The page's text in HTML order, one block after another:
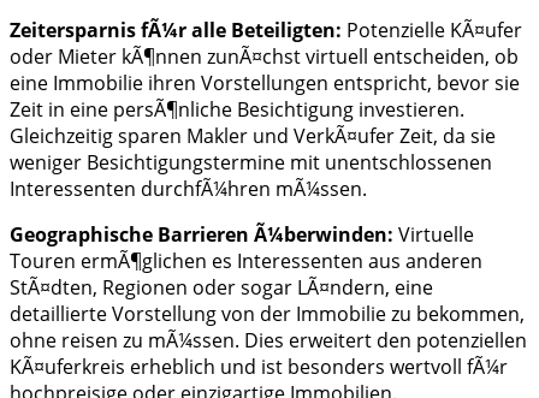
Zeitersparnis fÃ¼r alle Beteiligten: Potenzielle KÃ¤ufer
oder Mieter kÃ¶nnen zunÃ¤chst virtuell entscheiden, ob
eine Immobilie ihren Vorstellungen entspricht, bevor sie
Zeit in eine persÃ¶nliche Besichtigung investieren.
Gleichzeitig sparen Makler und VerkÃ¤ufer Zeit, da sie
weniger Besichtigungstermine mit unentschlossenen
Interessenten durchfÃ¼hren mÃ¼ssen.
Geographische Barrieren Ã¼berwinden: Virtuelle
Touren ermÃ¶glichen es Interessenten aus anderen
StÃ¤dten, Regionen oder sogar LÃ¤ndern, eine
detaillierte Vorstellung von der Immobilie zu bekommen,
ohne reisen zu mÃ¼ssen. Dies erweitert den potenziellen
KÃ¤uferkreis erheblich und ist besonders wertvoll fÃ¼r